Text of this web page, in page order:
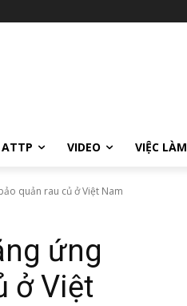
ATTP VIDEO VIỆC LÀM
quản rau củ ở Việt Nam
ứng
ở Việt